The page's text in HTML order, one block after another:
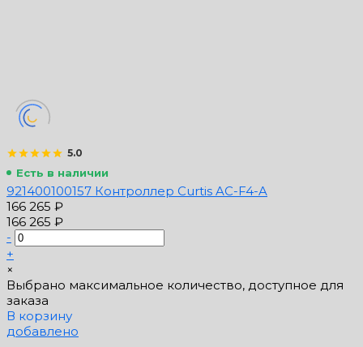
5.0
Есть в наличии
921400100157 Контроллер Curtis AC-F4-A
166 265 ₽
166 265 ₽
-
+
×
Выбрано максимальное количество, доступное для
заказа
В корзину
добавлено